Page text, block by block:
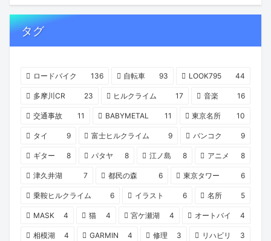
タグ
ロードバイク 136 自転車 93 LOOK795 44
多摩川CR 23 ヒルクライム 17 音楽 16
交通事故 11 BABYMETAL 11 東京名所 10
タイ 9 富士ヒルクライム 9 バンコク 9
ギター 8 パタヤ 8 江ノ島 8 アニメ 8
津久井湖 7 都民の森 6 東京タワー 6
乗鞍ヒルクライム 6 イラスト 6 名所 5
MASK 4 猫 4 宮ケ瀬湖 4 オートバイ 4
相模湖 4 GARMIN 4 修理 3 リハビリ 3